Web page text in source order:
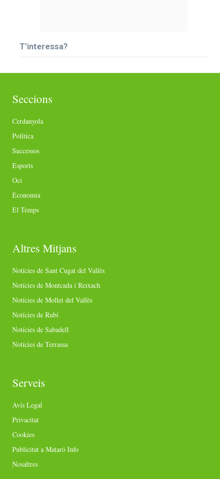
T’interessa?
Seccions
Cerdanyola
Política
Successos
Esports
Oci
Economia
El Temps
Altres Mitjans
Notícies de Sant Cugat del Vallès
Notícies de Montcada i Reixach
Notícies de Mollet del Vallès
Notícies de Rubí
Notícies de Sabadell
Notícies de Terrassa
Serveis
Avís Legal
Privacitat
Cookies
Publicitat a Mataró Info
Nosaltres